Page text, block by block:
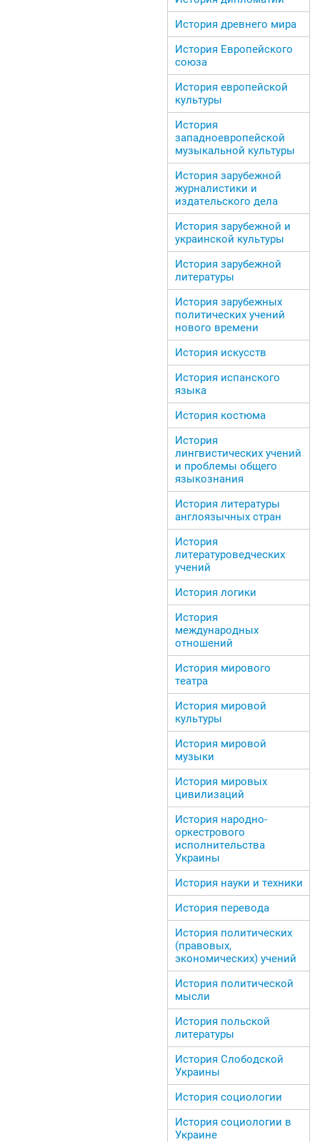
История древнего мира
История Европейского
союза
История европейской
культуры
История
западноевропейской
музыкальной культуры
История зарубежной
журналистики и
издательского дела
История зарубежной и
украинской культуры
История зарубежной
литературы
История зарубежных
политических учений
нового времени
История искусств
История испанского
языка
История костюма
История
лингвистических учений
и проблемы общего
языкознания
История литературы
англоязычных стран
История
литературоведческих
учений
История логики
История
международных
отношений
История мирового
театра
История мировой
культуры
История мировой
музыки
История мировых
цивилизаций
История народно-
оркестрового
исполнительства
Украины
История науки и техники
История перевода
История политических
(правовых,
экономических) учений
История политической
мысли
История польской
литературы
История Слободской
Украины
История социологии
История социологии в
Украине